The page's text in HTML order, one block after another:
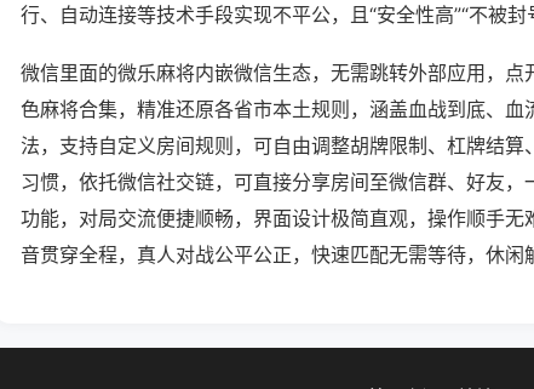
行、自动连接等技术手段实现不平公，且“安全性高”“不被封
微信里面的微乐麻将内嵌微信生态，无需跳转外部应用，
色麻将合集，精准还原各省市本土规则，涵盖血战到底、
法，支持自定义房间规则，可自由调整胡牌限制、杠牌结
习惯，依托微信社交链，可直接分享房间至微信群、好友
功能，对局交流便捷顺畅，界面设计极简直观，操作顺手
音贯穿全程，真人对战公平公正，快速匹配无需等待，休闲